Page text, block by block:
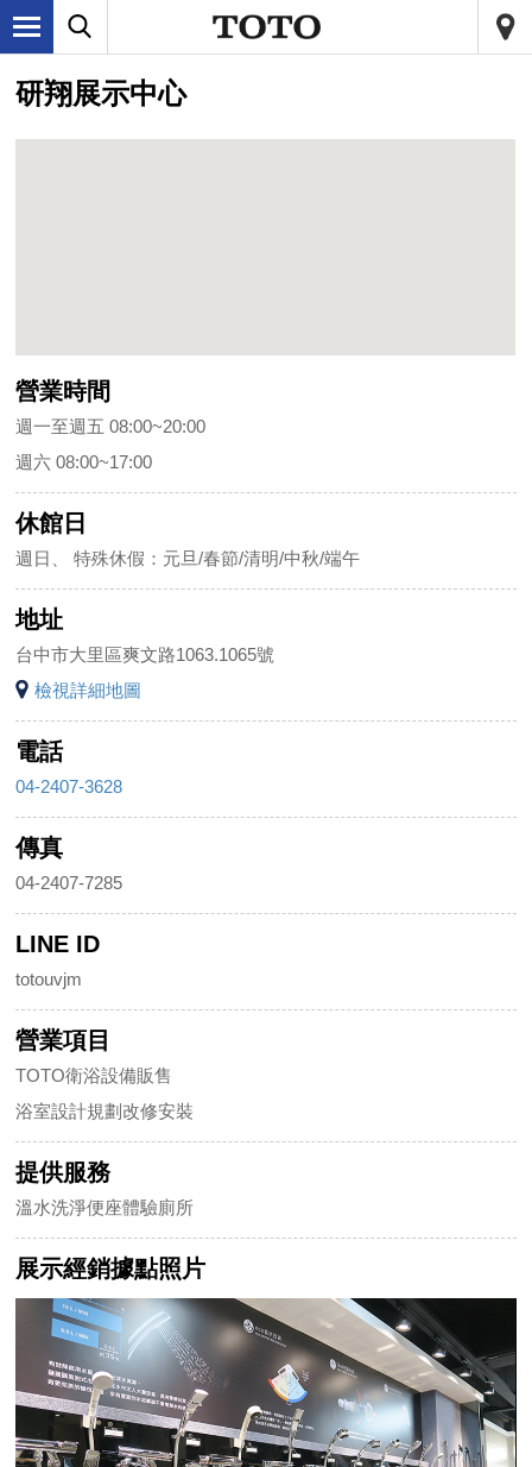
研翔展示中心
營業時間
週一至週五 08:00~20:00
週六 08:00~17:00
休館日
週日、 特殊休假：元旦/春節/清明/中秋/端午
地址
台中市大里區爽文路1063.1065號
檢視詳細地圖
電話
04-2407-3628
傳真
04-2407-7285
LINE ID
totouvjm
營業項目
TOTO衛浴設備販售
浴室設計規劃改修安裝
提供服務
溫水洗淨便座體驗廁所
展示經銷據點照片